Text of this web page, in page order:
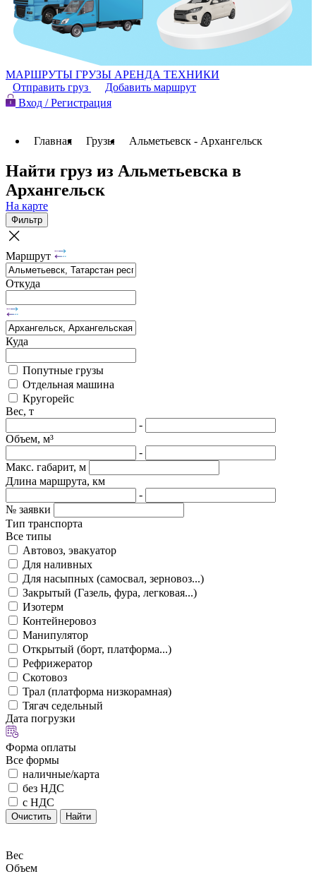
МАРШРУТЫ ГРУЗЫ АРЕНДА ТЕХНИКИ
Отправить груз
Добавить маршрут
Вход / Регистрация
Главная Грузы Альметьевск - Архангельск
Найти груз из Альметьевска в
Архангельск
На карте
Фильтр
Маршрут
Откуда
Куда
Попутные грузы
Отдельная машина
Кругорейс
Вес, т
-
Объем, м³
-
Макс. габарит, м
Длина маршрута, км
-
№ заявки
Тип транспорта
Все типы
Автовоз, эвакуатор
Для наливных
Для насыпных (самосвал, зерновоз...)
Закрытый (Газель, фура, легковая...)
Изотерм
Контейнеровоз
Манипулятор
Открытый (борт, платформа...)
Рефрижератор
Скотовоз
Трал (платформа низкорамная)
Тягач седельный
Дата погрузки
Форма оплаты
Все формы
наличные/карта
без НДС
с НДС
Очистить Найти
Вес
Объем